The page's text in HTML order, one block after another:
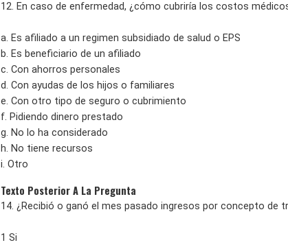
12. En caso de enfermedad, ¿cómo cubriría los costos
a. Es afiliado a un regimen subsidiado de salud o EPS
b. Es beneficiario de un afiliado
c. Con ahorros personales
d. Con ayudas de los hijos o familiares
e. Con otro tipo de seguro o cubrimiento
f. Pidiendo dinero prestado
g. No lo ha considerado
h. No tiene recursos
i. Otro
Texto Posterior A La Pregunta
14. ¿Recibió o ganó el mes pasado ingresos por concepto de
1 Si